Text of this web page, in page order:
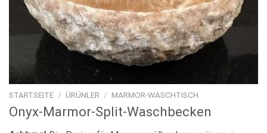
STARTSEITE / ÜRÜNLER / MARMOR-WASCHTISCH
Onyx-Marmor-Split-Waschbecken